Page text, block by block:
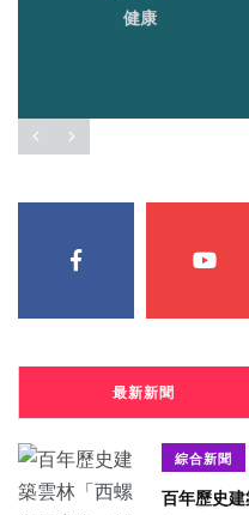
健康
最新新聞
綜合新聞
百年歷史